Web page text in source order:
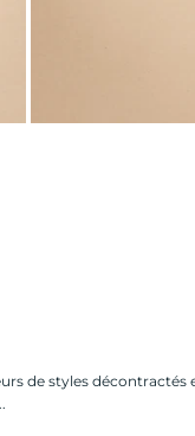
de styles décontractés